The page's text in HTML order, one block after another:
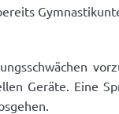
Geräte. Eine